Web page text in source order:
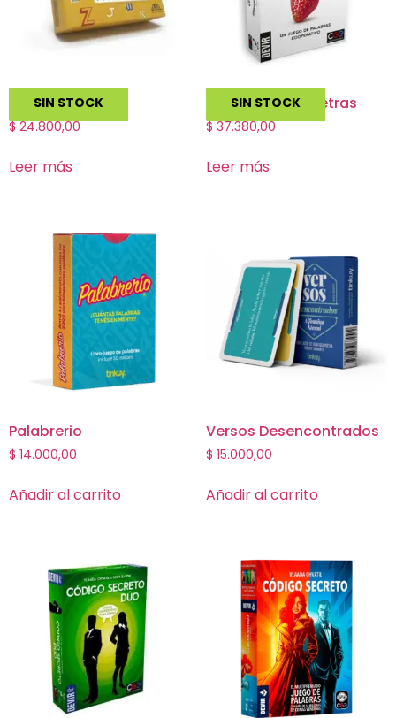
SIN STOCK
Piensa Palabra
$24.800,00
Leer más
SIN STOCK
Macedonia de Letras
$37.380,00
Leer más
Palabrerio
$ 14.000,00
Añadir al carrito
Versos Desencontrados
$ 15.000,00
Añadir al carrito